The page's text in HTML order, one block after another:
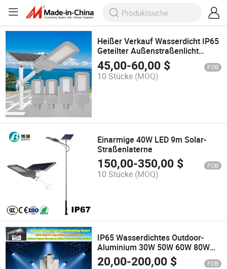
Heißer Verkauf Wasserdicht IP65
Geteilter Außenstraßenlicht
200W 500W Autobahn
Solarstraßenlicht
45,00-60,00 $ FOB
10 Stücke (MOQ)
Einarmige 40W LED 9m Solar-
Straßenlaterne
150,00-350,00 $ FOB
10 Stücke (MOQ)
IP65 Wasserdichtes Outdoor-
Aluminium 30W 50W 60W 80W
100W Alles in einem LED-
Solarstraßenlicht
20,00-200,00 $ FOB